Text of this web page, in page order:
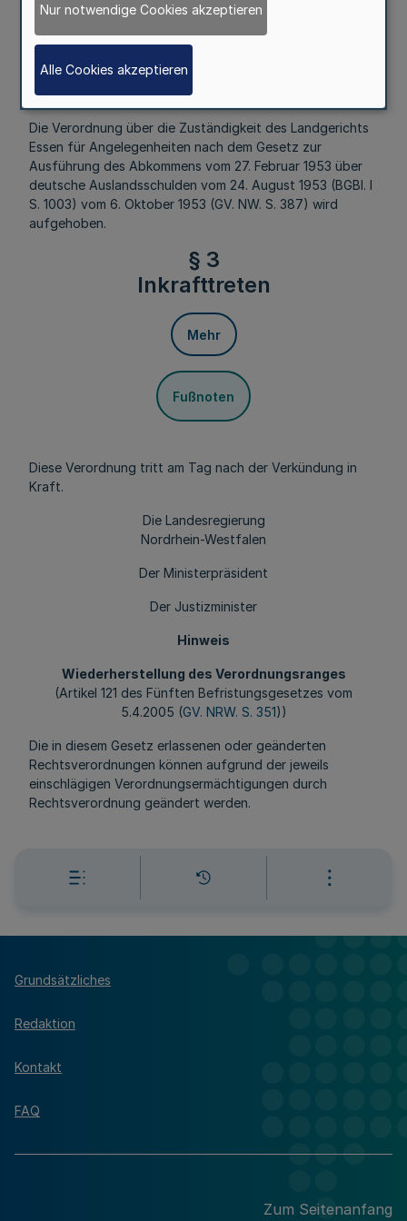
§ 2
Aufhebung von Vorschriften
Die Verordnung über die Zuständigkeit des Landgerichts
Essen für Angelegenheiten nach dem Gesetz zur
Ausführung des Abkommens vom 27. Februar 1953 über
deutsche Auslandsschulden vom 24. August 1953 (BGBl. I
S. 1003) vom 6. Oktober 1953 (GV. NW. S. 387) wird
aufgehoben.
§ 3
Inkrafttreten
Mehr
Fußnoten
Diese Verordnung tritt am Tag nach der Verkündung in
Kraft.
Die Landesregierung
Nordrhein-Westfalen
Der Ministerpräsident
Der Justizminister
Hinweis
Wiederherstellung des Verordnungsranges
(Artikel 121 des Fünften Befristungsgesetzes vom
5.4.2005 (GV. NRW. S. 351))
Die in diesem Gesetz erlassenen oder geänderten
Rechtsverordnungen können aufgrund der jeweils
einschlägigen Verordnungsermächtigungen durch
Rechtsverordnung geändert werden.
Grundsätzliches
Redaktion
Kontakt
FAQ
Zum Seitenanfang
Nur notwendige Cookies akzeptieren
Alle Cookies akzeptieren